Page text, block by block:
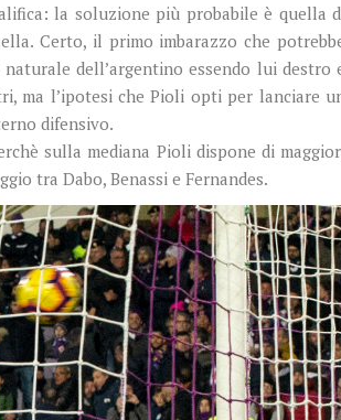
la soluzione più probabile è quella
Certo, il primo imbarazzo che
dell’argentino essendo lui destro
ma l’ipotesi che Pioli opti per lanciare
difensivo.
sulla mediana Pioli dispone di
tra Dabo, Benassi e Fernandes.